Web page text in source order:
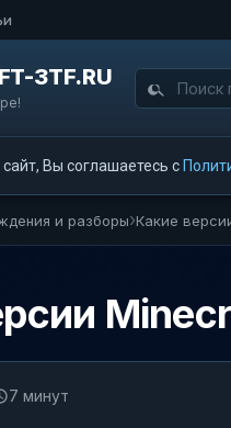
3TF.RU
Вы соглашаетесь с
и разборы Какие
7 минут